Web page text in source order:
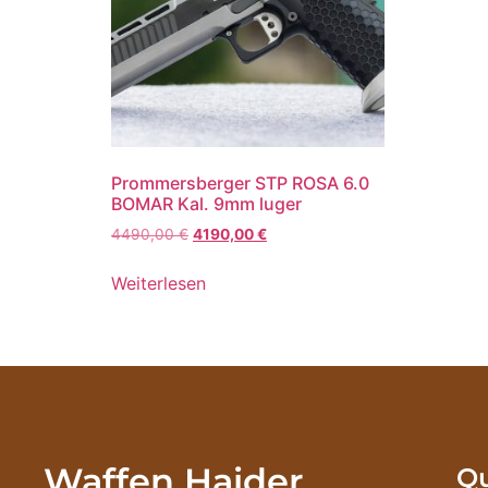
Prommersberger STP ROSA 6.0
BOMAR Kal. 9mm luger
4490,00€ 4190,00€
Weiterlesen